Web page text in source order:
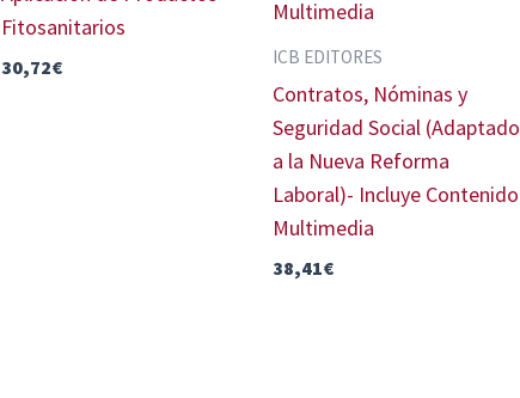
Fitosanitarios
30,72€ ICB EDITORES
Contratos, Nóminas y
Seguridad Social (Adaptado
a la Nueva Reforma
Laboral)- Incluye Contenido
Multimedia
38,41€